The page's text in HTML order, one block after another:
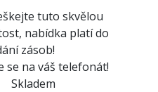
tuto skvělou
nabídka platí do
zásob!
se na váš telefonát!
Skladem